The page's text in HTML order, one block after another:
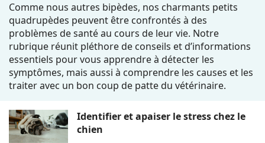
Comme nous autres bipèdes, nos charmants petits
quadrupèdes peuvent être confrontés à des
problèmes de santé au cours de leur vie. Notre
rubrique réunit pléthore de conseils et d’informations
essentiels pour vous apprendre à détecter les
symptômes, mais aussi à comprendre les causes et les
traiter avec un bon coup de patte du vétérinaire.
Identifier et apaiser le stress chez le
chien